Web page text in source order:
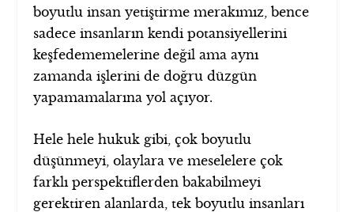
boyutlu insan yetiştirme merakımız, bence
sadece insanların kendi potansiyellerini
keşfedememelerine değil ama aynı
zamanda işlerini de doğru düzgün
yapamamalarına yol açıyor.
Hele hele hukuk gibi, çok boyutlu
düşünmeyi, olaylara ve meselelere çok
farklı perspektiflerden bakabilmeyi
gerektiren alanlarda, tek boyutlu insanları